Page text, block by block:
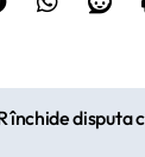
închide disputa